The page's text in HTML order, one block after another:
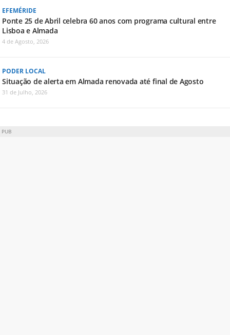
EFEMÉRIDE
Ponte 25 de Abril celebra 60 anos com programa cultural entre
Lisboa e Almada
4 de Agosto, 2026
PODER LOCAL
Situação de alerta em Almada renovada até final de Agosto
31 de Julho, 2026
PUB